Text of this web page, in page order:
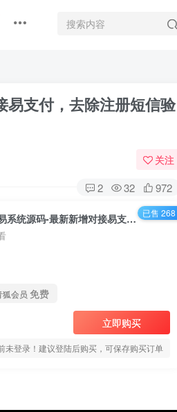
易支付，去除注册短信验
关注
2 32 972
理财鸡发财鸡农场养鸡卖蛋交易系统源码-最新新增对接易支付，去除注册短信验证码
狐会员 免费
立即购买
未登录！建议登陆后购买，可保存购买订单
已售 268